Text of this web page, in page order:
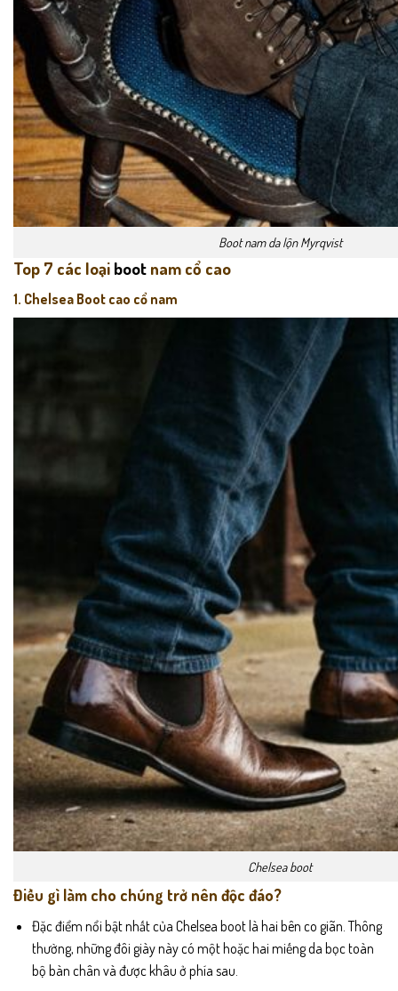
Boot nam da lộn Myrqvist
Top 7 các loại boot nam cổ cao
1. Chelsea Boot cao cổ nam
Chelsea boot
Điều gì làm cho chúng trở nên độc đáo?
Đặc điểm nổi bật nhất của Chelsea boot là hai bên co giãn. Thông
thường, những đôi giày này có một hoặc hai miếng da bọc toàn
bộ bàn chân và được khâu ở phía sau.